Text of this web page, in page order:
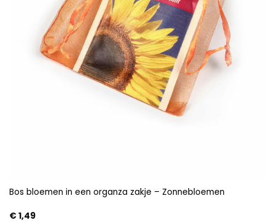
Bos bloemen in een organza zakje – Zonnebloemen
€1,49